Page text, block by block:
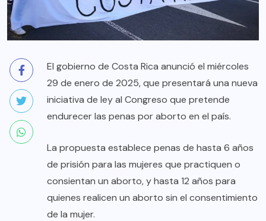
El gobierno de Costa Rica anunció el miércoles
29 de enero de 2025, que presentará una nueva
iniciativa de ley al Congreso que pretende
endurecer las penas por aborto en el país.
La propuesta establece penas de hasta 6 años
de prisión para las mujeres que practiquen o
consientan un aborto, y hasta 12 años para
quienes realicen un aborto sin el consentimiento
de la mujer.